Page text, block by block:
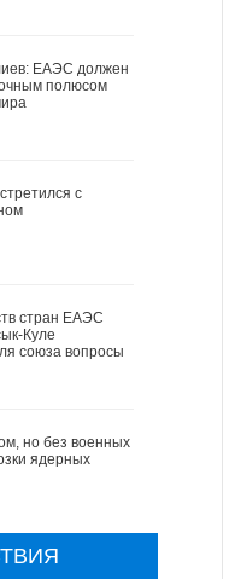
ЕАЭС должен
полюсом
с
стран ЕАЭС
Куле
союза вопросы
но без военных
ядерных